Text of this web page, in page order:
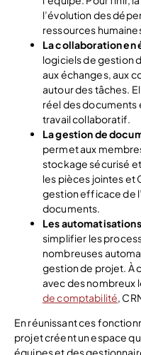
l’évolution des
ressources
La collaboration en
logiciels de gestion
aux échanges, aux
autour des tâches.
réel des documents
travail collaboratif.
La gestion de
permet aux
stockage sécurisé
les pièces jointes et
gestion efficace de
documents.
Les
simplifier les
nombreuses
gestion de projet. À
avec des nombreux
de comptabilité,
En réunissant ces
projet créent un espace
équipes et des